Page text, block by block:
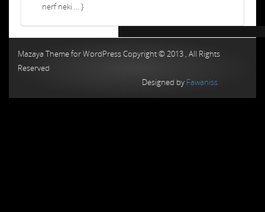
nerf neki ... }
Mazaya Theme for WordPress Copyright © 2013 , All Rights
Reserved
Designed by Fawaniss